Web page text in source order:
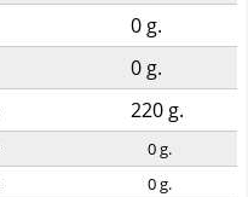
0g.
0g.
220g.
0g.
0g.